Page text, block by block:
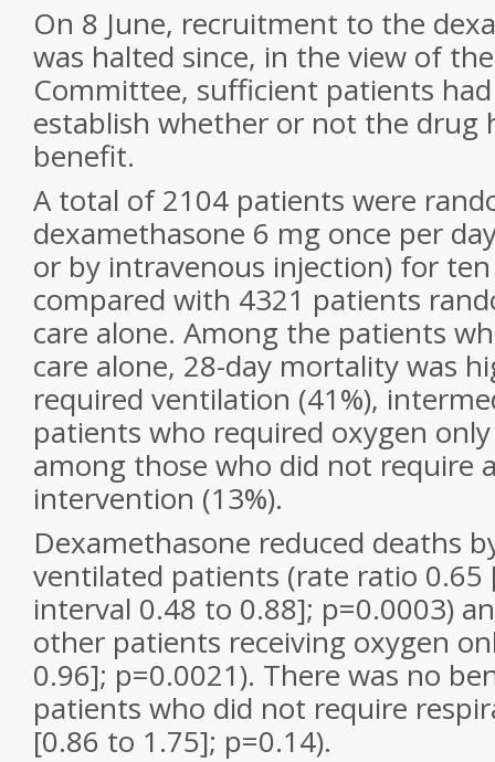
On 8 June, recruitment to the
was halted since, in the view of
Committee, sufficient patients
establish whether or not the drug
benefit.
A total of 2104 patients were
dexamethasone 6 mg once per
or by intravenous injection) for
compared with 4321 patients
care alone. Among the patients
care alone, 28-day mortality was
required ventilation (41%),
patients who required oxygen
among those who did not require
intervention (13%).
Dexamethasone reduced deaths
ventilated patients (rate ratio 0.65
interval 0.48 to 0.88]; p=0.0003)
other patients receiving oxygen
0.96]; p=0.0021). There was no
patients who did not require
[0.86 to 1.75]; p=0.14).